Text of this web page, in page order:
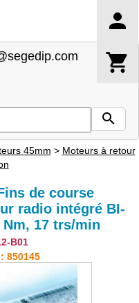
45mm > Moteurs à retour
de course
radio intégré BI-
Nm, 17 trs/min
B01
850145